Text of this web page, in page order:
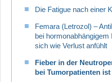
Die Fatigue nach einer
Femara (Letrozol) –
bei
sich wie Verlust anfühlt
Fieber in der
bei Tumorpatienten